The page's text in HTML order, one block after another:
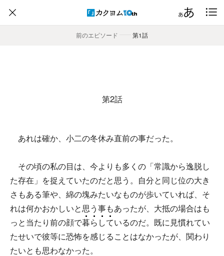
前のエピソード
―― 第1話
第2話
あれは確か、小二の冬休み直前の事だった。
その頃の私の目は、今よりも多くの「常識から逸脱し
た存在」を捉えていたのだと思う。自分と同じ位の大き
さもある筆や、綿の塊みたいなものが歩いていれば、そ
れは何かおかしいと思う事もあったが、大抵の場合はも
っと当たり前の顔で暮ら しているのだ。既に見慣れてい
たせいで彼等に恐怖を感じることはなかったが、関わり
たいとも思わなかった。